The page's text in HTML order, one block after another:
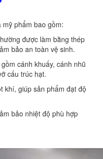
phẩm bao gồm:
được làm bằng thép
bảo an toàn vệ sinh.
cánh khuấy, cánh nhũ
cấu trúc hạt.
khí, giúp sản phẩm đạt độ
bảo nhiệt độ phù hợp